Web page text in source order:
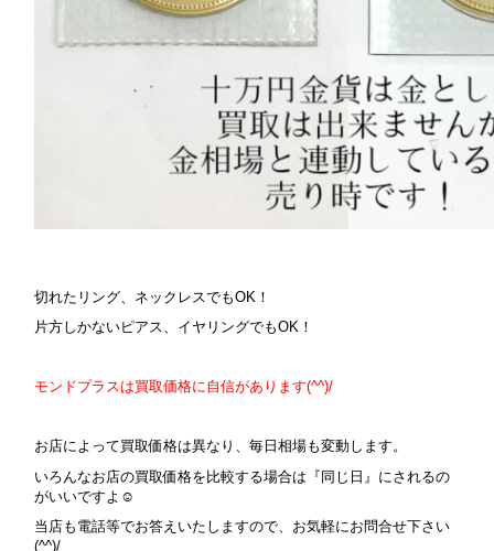
切れたリング、ネックレスでもOK！
片方しかないピアス、イヤリングでもOK！
モンドプラスは買取価格に自信があります(^^)/
お店によって買取価格は異なり、毎日相場も変動します。
いろんなお店の買取価格を比較する場合は『同じ日』にされるの
がいいですよ☺
当店も電話等でお答えいたしますので、お気軽にお問合せ下さい
(^^)/